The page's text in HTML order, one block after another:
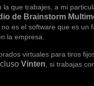
trabajes, a mi
de Brainstorm
no es el software que es un
la empresa.
virtuales para tiros fijos
Vinten , si trabajas